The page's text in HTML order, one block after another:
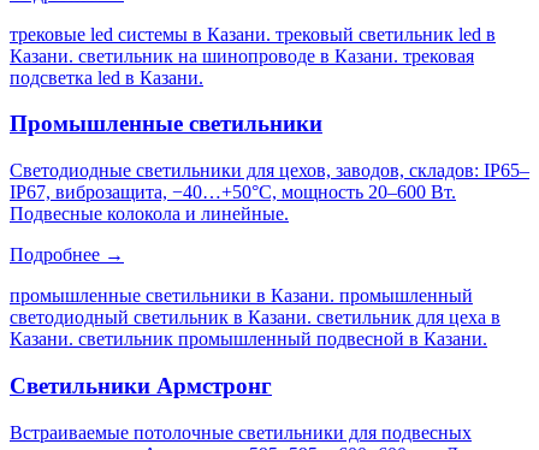
трековые led системы в Казани. трековый светильник led в
Казани. светильник на шинопроводе в Казани. трековая
подсветка led в Казани.
Промышленные светильники
Светодиодные светильники для цехов, заводов, складов: IP65–
IP67, виброзащита, −40…+50°C, мощность 20–600 Вт.
Подвесные колокола и линейные.
Подробнее →
промышленные светильники в Казани. промышленный
светодиодный светильник в Казани. светильник для цеха в
Казани. светильник промышленный подвесной в Казани.
Светильники Армстронг
Встраиваемые потолочные светильники для подвесных